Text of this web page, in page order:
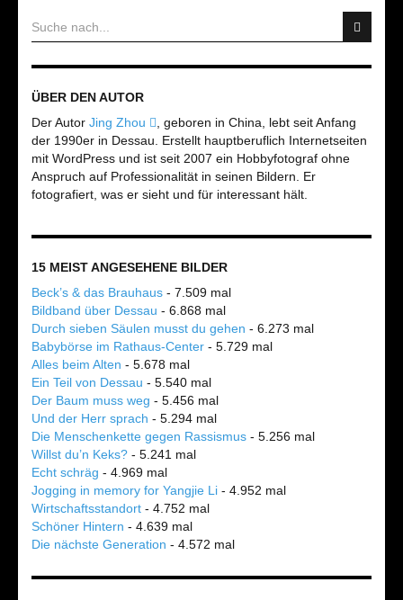
ÜBER DEN AUTOR
Der Autor Jing Zhou
, geboren in China, lebt seit Anfang
der 1990er in Dessau. Erstellt hauptberuflich Internetseiten
mit WordPress und ist seit 2007 ein Hobbyfotograf ohne
Anspruch auf Professionalität in seinen Bildern. Er
fotografiert, was er sieht und für interessant hält.
15 MEIST ANGESEHENE BILDER
Beck’s & das Brauhaus - 7.509 mal
Bildband über Dessau - 6.868 mal
Durch sieben Säulen musst du gehen - 6.273 mal
Babybörse im Rathaus-Center - 5.729 mal
Alles beim Alten - 5.678 mal
Ein Teil von Dessau - 5.540 mal
Der Baum muss weg - 5.456 mal
Und der Herr sprach - 5.294 mal
Die Menschenkette gegen Rassismus - 5.256 mal
Willst du’n Keks? - 5.241 mal
Echt schräg - 4.969 mal
Jogging in memory for Yangjie Li - 4.952 mal
Wirtschaftsstandort - 4.752 mal
Schöner Hintern - 4.639 mal
Die nächste Generation - 4.572 mal